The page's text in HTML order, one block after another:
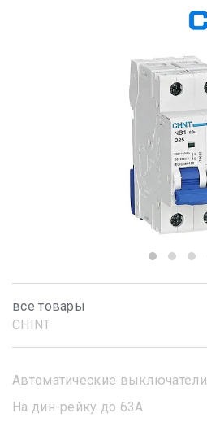
все товары
CHINT
Автоматические выключатели
На дин-рейку до 63А